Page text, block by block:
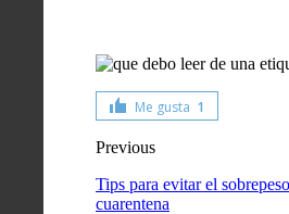
Me gusta 1
Previous
Tips para evitar el
cuarentena